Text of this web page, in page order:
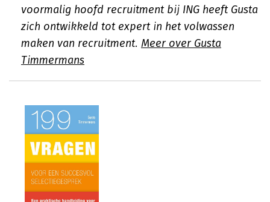
voormalig hoofd recruitment bij ING heeft Gusta
zich ontwikkeld tot expert in het volwassen
maken van recruitment. Meer over Gusta
Timmermans